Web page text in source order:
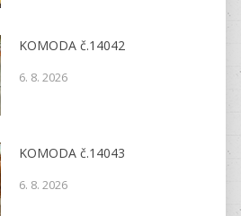
KOMODA č.14042
6. 8. 2026
KOMODA č.14043
6. 8. 2026